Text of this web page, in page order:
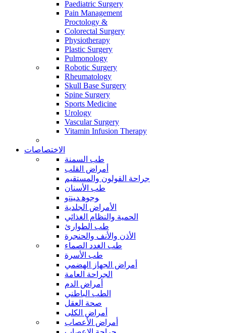
Paediatric Surgery
Pain Management
Proctology &
Colorectal Surgery
Physiotherapy
Plastic Surgery
Pulmonology
Robotic Surgery
Rheumatology
Skull Base Surgery
Spine Surgery
Sports Medicine
Urology
Vascular Surgery
Vitamin Infusion Therapy
الاختصاصات
طب السمنة
أمراض القلب
جراحة القولون والمستقيم
طب الأسنان
ﻮﺟﻮﻫ ﺪﻴﻨﺗﻭ
الأمراض الجلدية
الحمية والنظام الغذائي
طب الطوارئ
الأذن والأنف والحنجرة
طب الغدد الصماء
طب الأسرة
أمراض الجهاز الهضمي
الجراحة العامة
أمراض الدم
الطب الباطني
صحة العقل
أمراض الكلى
أمراض الأعصاب